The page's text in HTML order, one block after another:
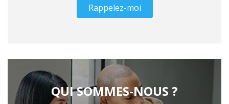
Rappelez-moi
QUI SOMMES-NOUS ?